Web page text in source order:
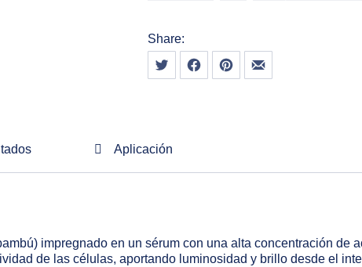
Share:
Tweet Share on Facebook
Share on Pinterest
Share by Email
Aplicación
impregnado en un sérum con una alta concentración de
de las células, aportando luminosidad y brillo desde el